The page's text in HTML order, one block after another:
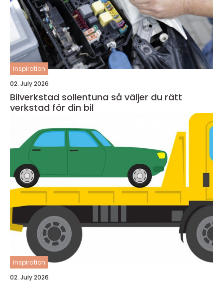
inspiration
02. July 2026
Bilverkstad sollentuna så väljer du rätt
verkstad för din bil
inspiration
02. July 2026